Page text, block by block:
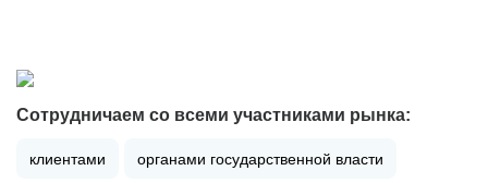
Сотрудничаем со всеми участниками рынка:
клиентами органами государственной власти